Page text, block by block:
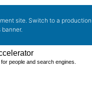
site. Switch to a production
banner.
people and search engines.